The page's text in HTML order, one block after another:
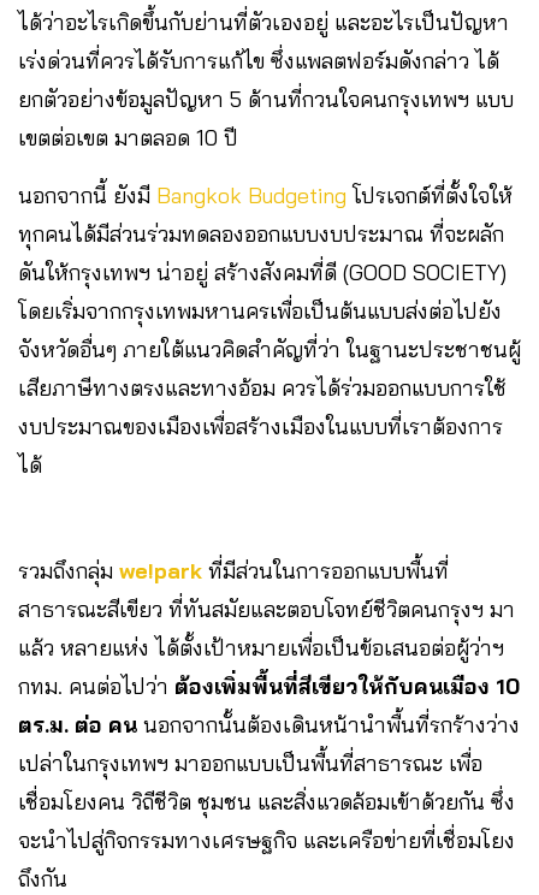
ได้ว่าอะไรเกิดขึ้นกับย่านที่ตัวเองอยู่ และอะไรเป็นปัญหา
เร่งด่วนที่ควรได้รับการแก้ไข ซึ่งแพลตฟอร์มดังกล่าว ได้
ยกตัวอย่างข้อมูลปัญหา 5 ด้านที่กวนใจคนกรุงเทพฯ แบบ
เขตต่อเขต มาตลอด 10 ปี
นอกจากนี้ ยังมี Bangkok Budgeting โปรเจกต์ที่ตั้งใจให้
ทุกคนได้มีส่วนร่วมทดลองออกแบบงบประมาณ ที่จะผลัก
ดันให้กรุงเทพฯ น่าอยู่ สร้างสังคมที่ดี (GOOD SOCIETY)
โดยเริ่มจากกรุงเทพมหานครเพื่อเป็นต้นแบบส่งต่อไปยัง
จังหวัดอื่นๆ ภายใต้แนวคิดสำคัญที่ว่า ในฐานะประชาชนผู้
เสียภาษีทางตรงและทางอ้อม ควรได้ร่วมออกแบบการใช้
งบประมาณของเมืองเพื่อสร้างเมืองในแบบที่เราต้องการ
ได้
รวมถึงกลุ่ม we!park ที่มีส่วนในการออกแบบพื้นที่
สาธารณะสีเขียว ที่ทันสมัยและตอบโจทย์ชีวิตคนกรุงฯ มา
แล้ว หลายแห่ง ได้ตั้งเป้าหมายเพื่อเป็นข้อเสนอต่อผู้ว่าฯ
กทม. คนต่อไปว่า ต้องเพิ่มพื้นที่สีเขียวให้กับคนเมือง 10
ตร.ม. ต่อ คน นอกจากนั้นต้องเดินหน้านำพื้นที่รกร้างว่าง
เปล่าในกรุงเทพฯ มาออกแบบเป็นพื้นที่สาธารณะ เพื่อ
เชื่อมโยงคน วิถีชีวิต ชุมชน และสิ่งแวดล้อมเข้าด้วยกัน ซึ่ง
จะนำไปสู่กิจกรรมทางเศรษฐกิจ และเครือข่ายที่เชื่อมโยง
ถึงกัน